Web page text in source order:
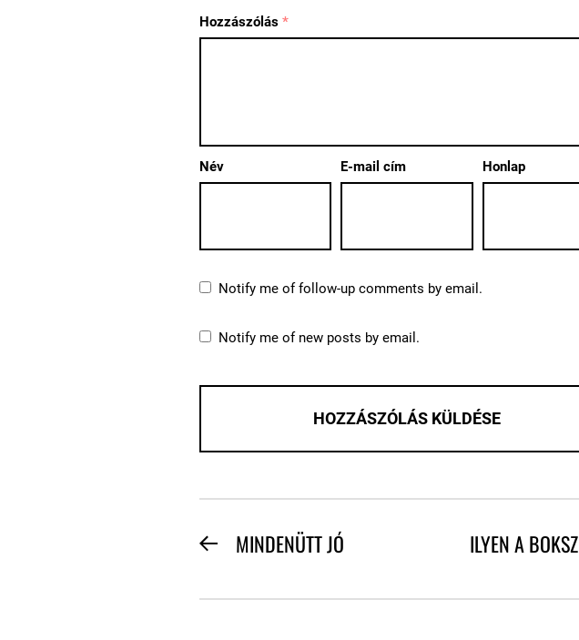
Hozzászólás *
Név E-mail cím Honlap
Notify me of follow-up comments by email.
Notify me of new posts by email.
BEJEGYZÉS
PreviousMINDENÜTT JÓ ILYEN A BOKSZ